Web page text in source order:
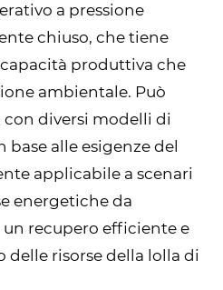
a pressione
chiuso, che tiene
produttiva che
ambientale. Può
con diversi modelli di
alle esigenze del
applicabile a scenari
energetiche da
recupero efficiente e
delle risorse della lolla di